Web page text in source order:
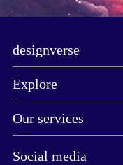
designverse
Explore
Our services
Social media